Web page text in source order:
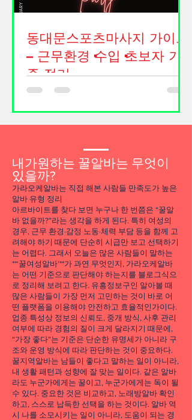
라기보다는 부산스웨디시알바 서비스
으로 이해하는 것이 현실적입니다. 부
산스웨디시알바 구인구직 먼저 스웨디
시 알바의 기본 구조부터 보면, 일반적
인 시급제 알바와는 다르게 건당 수익
(코스별 수당) 중심으로 운영되는 경우
분 코스에 따라 금액이 정해지고, 그 중
니다. 일부 매장은 “일급 보장” 또는 “콜
보장”을 제공하기도 하는데, 이는 출근
했을 때 최소 수익을 확보해주는 시스
템입니다. 초보자 입
동대문스포츠마사지 가이드
– 근무환경·수입·초보자 기
준 정리
동대문은 서울 동북권 대표 상권으로,
도·소매 상인, 야간 근무자, 관광객이 혼
재된 지역이다. 이로 인해 동대문 스포
가 유지되는 업종으로, 동대문스포츠마
사지 안정적인 마사지알바를 찾는 사람
들에게 꾸준히 선택되는 지역이다. 특
히 체력 관리, 근육 이완 목적의 고객 비
중이 높아 스포츠마사지 특성이 잘 맞
는 상권이다. 동대문스포츠마사지 구인
구직 1. 동대문 스포츠마사지 상권 특징
동대문은 평일과 주말, 주간과 야간의
수요 차이가 비교적 적은 편이다. 꿀알
바 시장 상인, 물류·제조업 종사자, 야간
근무자들이 주 고객층을 이루며, 반복
방문하는 단골 비율이 높은 것이 특징
이다. 동대문스포츠마사지 이 때문에
과도한 홍보 경쟁보다는 기본기와 성실
함을 중시하는 매장이 많다. 또한 대형
상권 특성상 매장 간 거리가 가까워 비
교 후 선택이 가능하고, 장기 근무자를
선호하는 분위기도 강하다. 2. 동대문
스포츠마사지 알바 근
내가원하는 꿀알바는 무엇이
있을까?
가라오케알바는 직접 해본 사람들 만족도가 높은
알바 유형 정리
아르바이트를 찾다 보면 누구나 한 번쯤은 “꿀알
바 없을까?”라는 생각을 하게 된다. 특히 여성의
경우, 근무 환경·감정 노동·체력 부담 등을 함께 고
려해야 하기 때문에 단순히 시급만 보고 선택하기
는 어렵다. 그래서 오늘은 많은 사람들이 말하는
**‘꿀여성알바’**가 과연 무엇인지, 가라오케알바
는 어떤 기준으로 판단해야 하는지를 블로그식으
로 정리해 보려고 한다. 유흥정보구인 알아볼 때
많은 사람들이 가장 먼저 고민하는 것이 바로 어
떤 플랫폼을 이용해야 안전하고 효율적인가이다.
업종 특성상 정보의 신뢰도, 중개 방식, 사후 관리
여부에 따라 경험의 질이 크게 달라지기 때문에,
“가장 좋다”는 기준은 단순한 유명세가 아니라 구
조와 운영 방식에 따라 판단하는 것이 중요하다.
꿀지역알바는 남들이 좋다고 말하는 일이 아니라,
내 생활 패턴과 성향에 잘 맞는 일이다. 같은 알바
라도 누군가에게는 꿀이고, 누군가에게는 독이 될
수 있다. 중요한 것은 비교하고, 노래방알바 확인
하고, 스스로 납득한 선택을 하는 것이다. 알바 역
시 나를 소모시키는 일이 아니라, 도움이 되는 경